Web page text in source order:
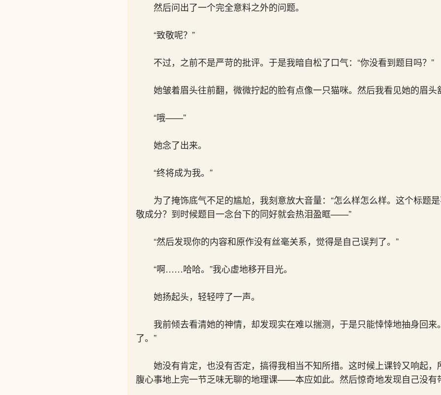
然后问出了一个完全意料之外的问题。
“致敬呢？”
不过，之前不是严苛的批评。于是我暗自松了口气：“你没看到题目吗？”
她皱着眉头往前翻，微微拧起的脸有点像一只猫咪。然后我看见她的眉头
“哦——”
她念了出来。
“终将成为我。”
为了掩饰底气不足的尴尬，我刻意放大音量：“怎么样怎么样。这个标题
敬成分？到时候题目一念台下的同好就会热泪盈眶——”
“然后发现你的内容和原作没有丝毫关系，觉得是自己误判了。”
“啊……哈哈。”我心虚地移开目光。
她扬起头，轻轻哼了一声。
我前倾去看清她的神情，却发现实在难以揣测，于是只能悻悻地抽身回来
了。”
她没有肯定，也没有否定，搞得我相当不知所措。这时候上课铃又响起
腹心事地上完一节乏味无聊的地理课——本应如此。然后惊奇地发现自己没有